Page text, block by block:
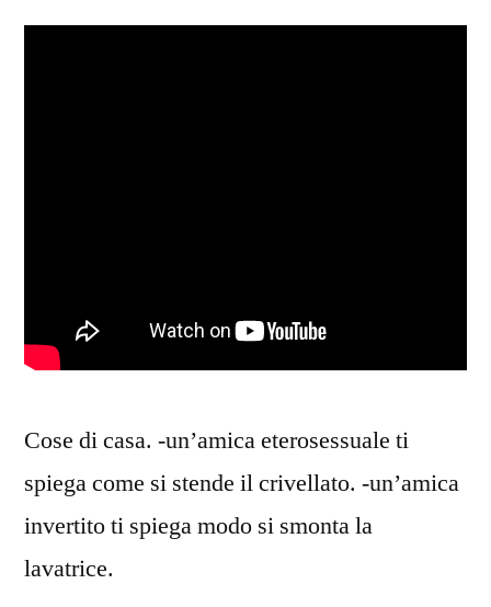
Cose di casa. -un’amica eterosessuale ti
spiega come si stende il crivellato. -un’amica
invertito ti spiega modo si smonta la
lavatrice.